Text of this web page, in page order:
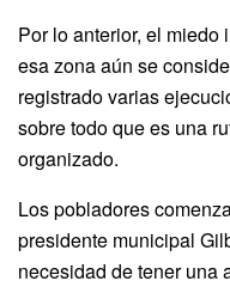
Por lo anterior, el
esa zona aún se
registrado varias
sobre todo que es una
organizado.
Los pobladores
presidente municipal
necesidad de tener una